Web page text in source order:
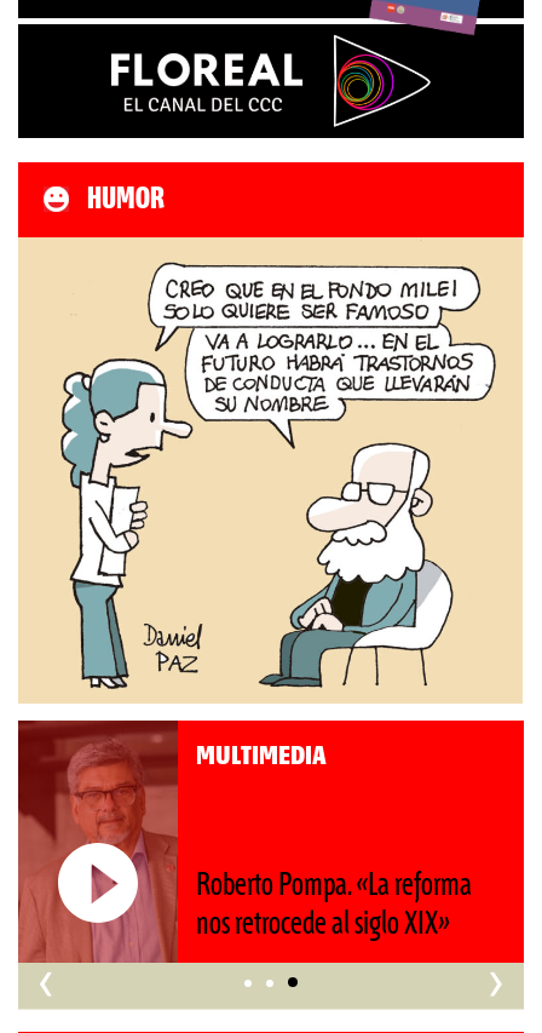
HUMOR
MULTIMEDIA
Roberto Pompa. «La reforma
nos retrocede al siglo XIX»
‹ ›